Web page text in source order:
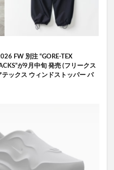
FW 別注 “GORE-TEX
が9月中旬 発売 (フリークス
ックス ウィンドストッパー パ